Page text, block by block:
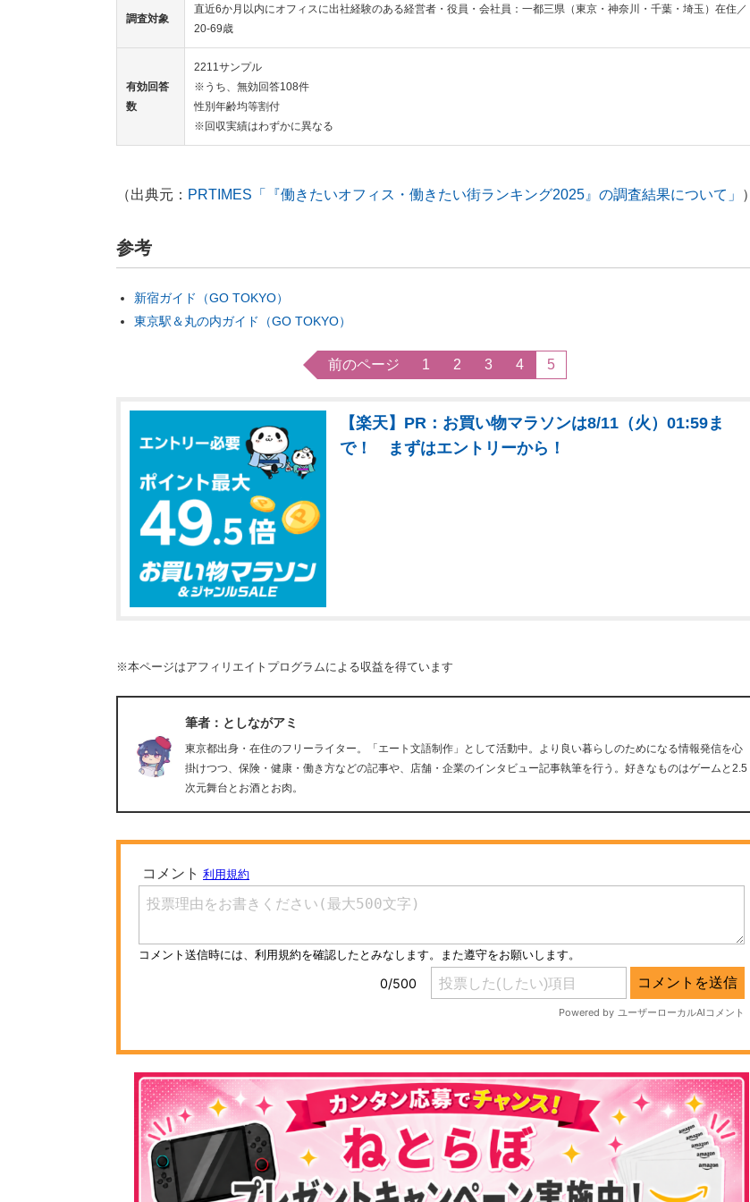
調査対象
直近6か月以内にオフィスに出社経験のある経営者・役員・会社員：一都三県（東京・神奈川・千葉・埼玉）在住／
20-69歳
有効回答
数
2211サンプル
※うち、無効回答108件
性別年齢均等割付
※回収実績はわずかに異なる
（出典元： PRTIMES「『働きたいオフィス・働きたい街ランキング2025』の調査結果について」 ）
参考
新宿ガイド（GO TOKYO）
東京駅＆丸の内ガイド（GO TOKYO）
前のページ 1 2 3 4 5
【楽天】PR：お買い物マラソンは8/11（火）01:59ま
で！ まずはエントリーから！
※本ページはアフィリエイトプログラムによる収益を得ています
筆者：としながアミ
東京都出身・在住のフリーライター。「エート文語制作」として活動中。より良い暮らしのためになる情報発信を心
掛けつつ、保険・健康・働き方などの記事や、店舗・企業のインタビュー記事執筆を行う。好きなものはゲームと2.5
次元舞台とお酒とお肉。